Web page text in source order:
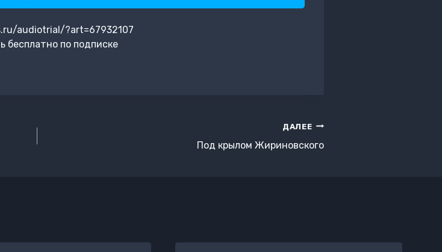
audiotrial/?art=67932107
бесплатно по подписке
ДАЛЕЕ
Под крылом Жириновского